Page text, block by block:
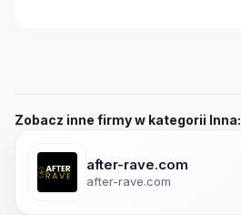
Zobacz inne firmy w kategorii Inna:
after-rave.com
after-rave.com